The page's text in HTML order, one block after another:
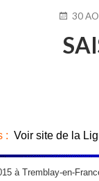
PUBLIÉ
30
: Voir site de la
à Tremblay-en-